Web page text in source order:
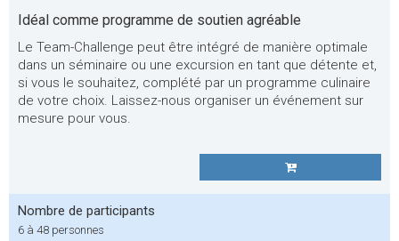
Idéal comme programme de soutien agréable
Le Team-Challenge peut être intégré de manière optimale
dans un séminaire ou une excursion en tant que détente et,
si vous le souhaitez, complété par un programme culinaire
de votre choix. Laissez-nous organiser un événement sur
mesure pour vous.
Nombre de participants
6 à 48 personnes